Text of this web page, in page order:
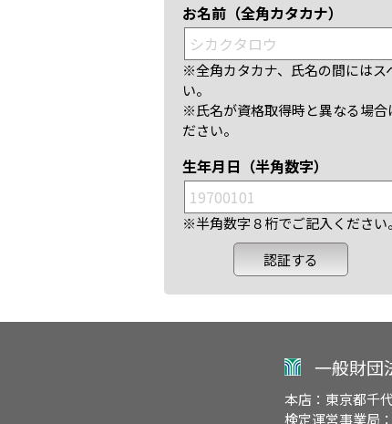
お名前（全角カタカナ）
※全角カタカナ、氏名の間にはス
い。
※氏名が資格取得時と異なる場合
ださい。
生年月日（半角数字）
※半角数字８桁でご記入ください。
一般財
本店：東京都千
検定運営事業局